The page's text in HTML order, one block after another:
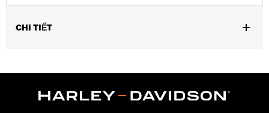
CHI TIẾT
Sold In Units:Each